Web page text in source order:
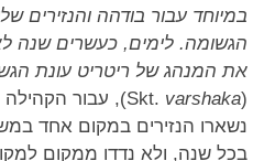
במיוחד עבור בודהה והנזירים
הגשומה. לימים, כעשרים שנה
את המנהג של ריטריט עונת
(Skt.
varshaka
), עבור הקהילה
נשארו הנזירים במקום אחד
בכל שנה, ולא נדדו ממקום